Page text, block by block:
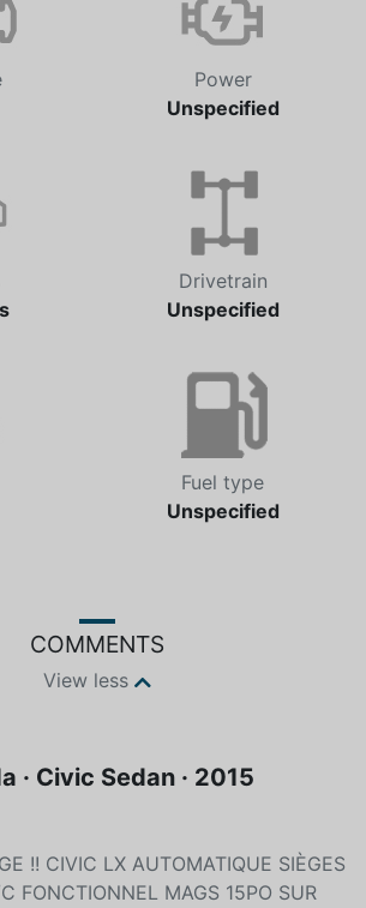
Power
Unspecified
Drivetrain
Unspecified
Fuel type
Unspecified
COMMENTS
View less
· Civic Sedan · 2015
!! CIVIC LX AUTOMATIQUE SIÈGES
FONCTIONNEL MAGS 15PO SUR